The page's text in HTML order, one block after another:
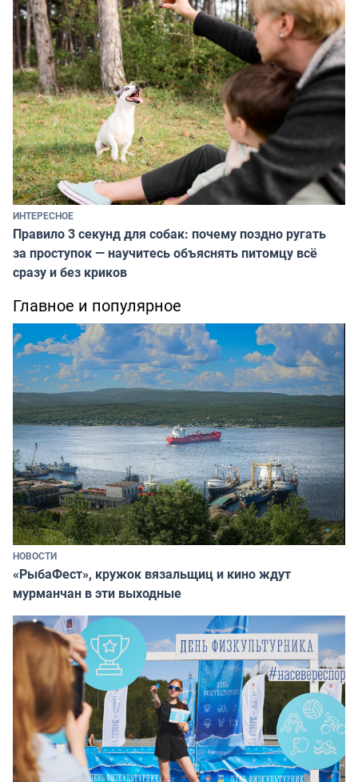
ИНТЕРЕСНОЕ
Правило 3 секунд для собак: почему поздно ругать
за проступок — научитесь объяснять питомцу всё
сразу и без криков
Главное и популярное
НОВОСТИ
«РыбаФест», кружок вязальщиц и кино ждут
мурманчан в эти выходные